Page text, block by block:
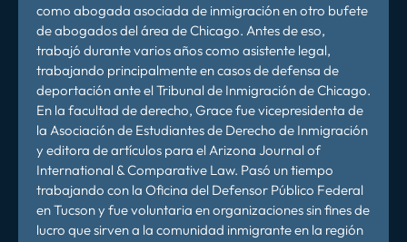
como abogada asociada de inmigración en otro bufete
de abogados del área de Chicago. Antes de eso,
trabajó durante varios años como asistente legal,
trabajando principalmente en casos de defensa de
deportación ante el Tribunal de Inmigración de Chicago.
En la facultad de derecho, Grace fue vicepresidenta de
la Asociación de Estudiantes de Derecho de Inmigración
y editora de artículos para el Arizona Journal of
International & Comparative Law. Pasó un tiempo
trabajando con la Oficina del Defensor Público Federal
en Tucson y fue voluntaria en organizaciones sin fines de
lucro que sirven a la comunidad inmigrante en la región